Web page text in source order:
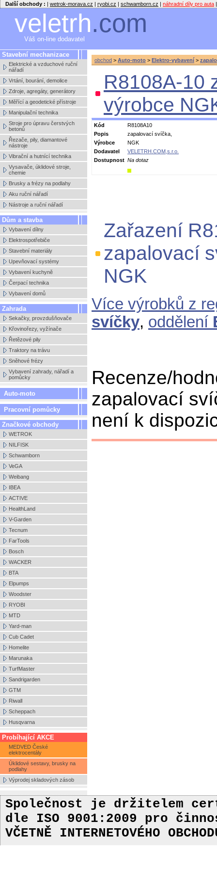
Další obchody : | wetrok-morava.cz | ryobi.cz | schwamborn.cz | náhradní díly pro auta |
veletrh.com
Váš on-line dodavatel
Stavební mechanizace
Elektrické a vzduchové ruční
nářadí
Vrtání, bourání, demolice
Zdroje, agregáty, generátory
Měřící a geodetické přístroje
Manipulační technika
Stroje pro úpravu čerstvých
betonů
Řezače, pily, diamantové
nástroje
Vibrační a hutnící technika
Vysavače, úklidové stroje,
chemie
Brusky a frézy na podlahy
Aku ruční nářadí
Nástroje a ruční nářadí
Dům a stavba
Vybavení dílny
Elektrospotřebiče
Stavební materiály
Upevňovací systémy
Vybavení kuchyně
Čerpací technika
Vybavení domů
Zahrada
Sekačky, provzdušňovače
Křovinořezy, vyžínače
Řetězové pily
Traktory na trávu
Sněhové frézy
Vybavení zahrady, nářadí a
pomůcky
Auto-moto
Pracovní pomůcky
Značkové obchody
WETROK
NILFISK
Schwamborn
VeGA
Weibang
IBEA
ACTIVE
HealthLand
V-Garden
Tecnum
FarTools
Bosch
WACKER
BTA
Elpumps
Woodster
RYOBI
MTD
Yard-man
Cub Cadet
Homelite
Marunaka
TurfMaster
Sandrigarden
GTM
Riwall
Scheppach
Husqvarna
Probíhající AKCE
MEDVED České
elektrocentály
Úklidové sestavy, brusky na
podlahy
Výprodej skladových zásob
obchod > Auto-moto > Elektro-vybavení >
R8108A-10
výrobce
Kód
R8108A10
Popis
zapalovací svíčka,
Výrobce
NGK
Dodavatel
VELETRH.COM,s.r.o.
Dostupnost Na dotaz
Zařazení
zapalovací
NGK
Více výrobků z
svíčky, oddělení
Recenze/
zapalovací
není k
Společnost je držitelem
dle ISO 9001:2009 pro
VČETNĚ INTERNETOVÉHO